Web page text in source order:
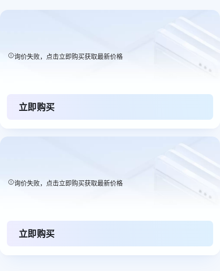
询价失败，点击立即购买获取最新价格
立即购买
询价失败，点击立即购买获取最新价格
立即购买